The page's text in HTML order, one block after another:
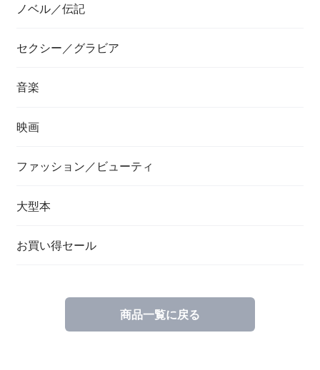
ノベル／伝記
セクシー／グラビア
音楽
映画
ファッション／ビューティ
大型本
お買い得セール
商品一覧に戻る